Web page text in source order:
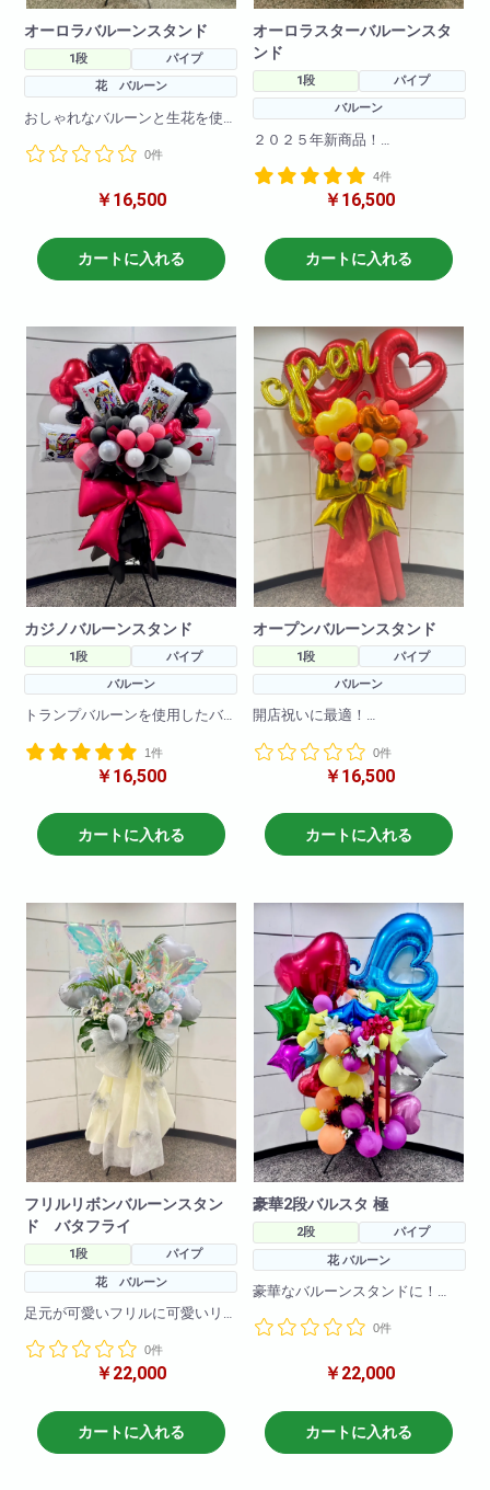
オーロラバルーンスタンド
1段
パイプ
花 バルーン
おしゃれなバルーンと生花を使
生花やバルーンのお色の変更も
こちらは大流行のオーロラバル
ドになります！
H190
0件
￥16,500
カートに入れる
オーロラスターバルーンスタ
ンド
1段
パイプ
バルーン
２０２５年新商品！
用した
バルーンスタンドです。
バルーンのお色の変更も可能で
す!
W80
4件
￥16,500
カートに入れる
カジノバルーンスタンド
1段
パイプ
バルーン
トランプバルーンを使用したバ
バルーンのお色の変更も可能で
H190
W80
1件
￥16,500
カートに入れる
オープンバルーンスタンド
1段
パイプ
バルーン
開店祝いに最適！
ンスタンドです。
バルーンのお色の変更も可能で
H190
W80
0件
￥16,500
カートに入れる
フリルリボンバルーンスタン
ド バタフライ
1段
パイプ
花 バルーン
足元が可愛いフリルに可愛いリ
フリルや、お花、バルーンのお
色の変更も可能です!
バタフライバージョン！
H190
0件
￥22,000
カートに入れる
豪華2段バルスタ 極
2段
パイプ
花 バルーン
豪華なバルーンスタンドに！
ンドです!
い合わせください。
H250 W150
0件
￥22,000
カートに入れる